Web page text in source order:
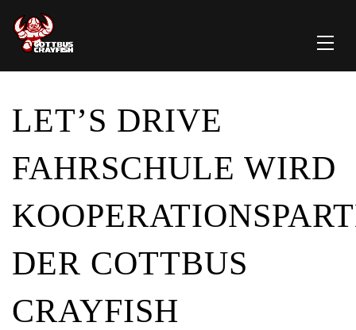
LET’S DRIVE
FAHRSCHULE WIRD
DER COTTBUS
CRAYFISH